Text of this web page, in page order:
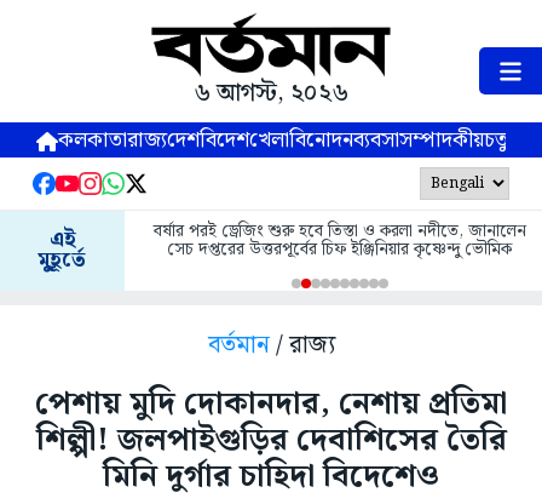
৬ আগস্ট, ২০২৬
কলকাতারাজ্যদেশবিদেশখেলাবিনোদনব্যবসাসম্পাদকীয়
এই
মুহূর্তে
বর্ষার পরই ড্রেজিং শুরু হবে তিস্তা ও করলা নদীতে, জানালেন
সেচ দপ্তরের উত্তরপূর্বের চিফ ইঞ্জিনিয়ার কৃষ্ণেন্দু ভৌমিক
বর্তমান/ রাজ্য
পেশায় মুদি দোকানদার, নেশায় প্রতিমা
শিল্পী! জলপাইগুড়ির দেবাশিসের তৈরি
মিনি দুর্গার চাহিদা বিদেশেও